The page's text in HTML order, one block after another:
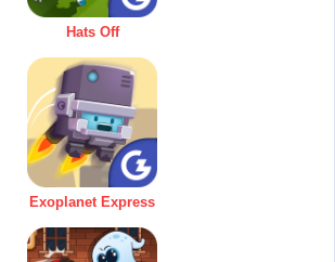
Hats Off
Exoplanet Express